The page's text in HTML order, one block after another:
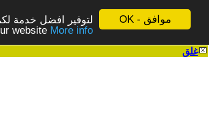
موافق - OK
لتوفير افضل خدمة
website More info - المزيد
غلق